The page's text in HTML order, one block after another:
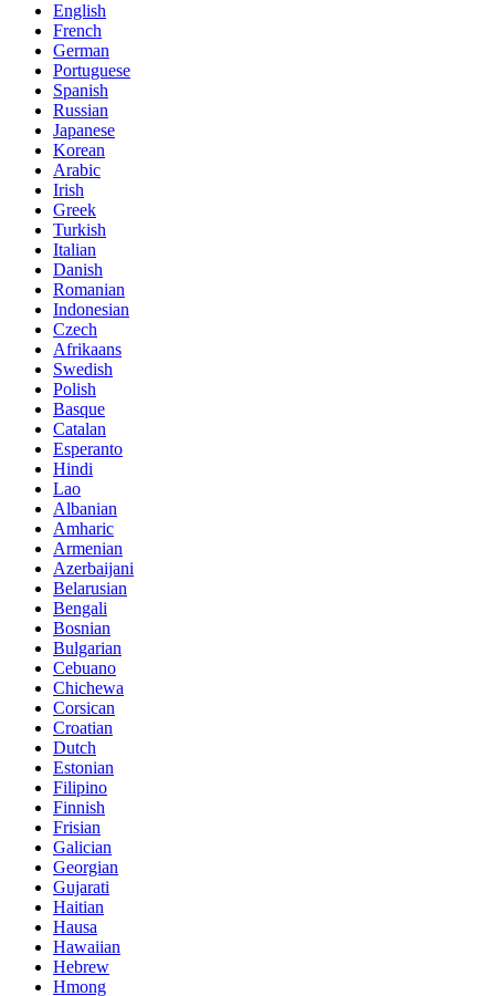
English
French
German
Portuguese
Spanish
Russian
Japanese
Korean
Arabic
Irish
Greek
Turkish
Italian
Danish
Romanian
Indonesian
Czech
Afrikaans
Swedish
Polish
Basque
Catalan
Esperanto
Hindi
Lao
Albanian
Amharic
Armenian
Azerbaijani
Belarusian
Bengali
Bosnian
Bulgarian
Cebuano
Chichewa
Corsican
Croatian
Dutch
Estonian
Filipino
Finnish
Frisian
Galician
Georgian
Gujarati
Haitian
Hausa
Hawaiian
Hebrew
Hmong